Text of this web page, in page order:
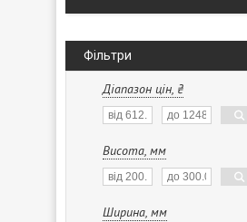
Фільтри
Діапазон цін, ₴
Висота, мм
Ширина, мм